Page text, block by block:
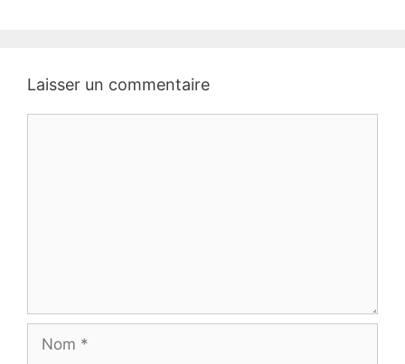
Laisser un commentaire
Nom